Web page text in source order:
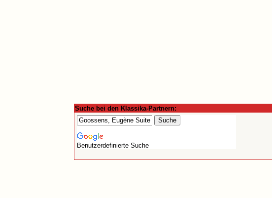
Suche bei den Klassika-Partnern:
Benutzerdefinierte Suche